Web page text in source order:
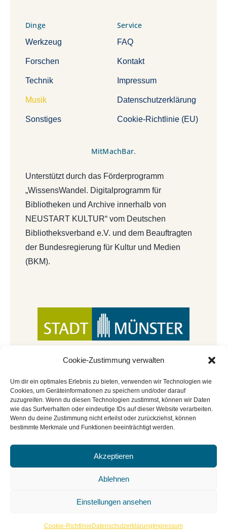
Cookie-Zustimmung verwalten
Um dir ein optimales Erlebnis zu bieten, verwenden wir Technologien wie
Cookies, um Geräteinformationen zu speichern und/oder darauf
zuzugreifen. Wenn du diesen Technologien zustimmst, können wir Daten
wie das Surfverhalten oder eindeutige IDs auf dieser Website verarbeiten.
Wenn du deine Zustimmung nicht erteilst oder zurückziehst, können
bestimmte Merkmale und Funktionen beeinträchtigt werden.
Akzeptieren
Ablehnen
Einstellungen ansehen
Cookie-Richtlinie Datenschutzerklärung Impressum
Dinge
Werkzeug
Forschen
Technik
Musik
Sonstiges
Service
FAQ
Kontakt
Impressum
Datenschutzerklärung
Cookie-Richtlinie (EU)
MitMachBar.
Unterstützt durch das Förderprogramm
„WissensWandel. Digitalprogramm für
Bibliotheken und Archive innerhalb von
NEUSTART KULTUR“ vom Deutschen
Bibliotheksverband e.V. und dem Beauftragten
der Bundesregierung für Kultur und Medien
(BKM).
© Copyright 2022 - 2026 | Mitmachbar der
Cookie-Richtlinie